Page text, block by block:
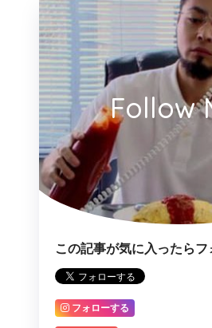
Follow
この記事が気に入ったらフ
フォローする